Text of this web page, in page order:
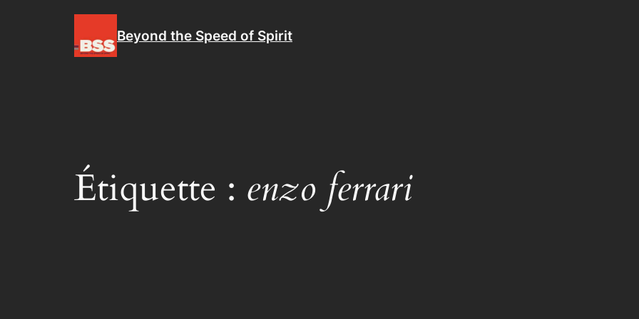
Beyond the Speed of Spirit
Étiquette : enzo ferrari